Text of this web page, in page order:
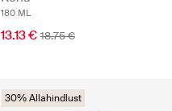
180 ML
13.13 € 18.75 €
30% Allahindlust